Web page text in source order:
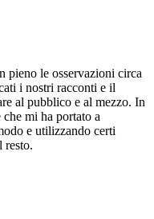
pieno le osservazioni circa
i nostri racconti e il
al pubblico e al mezzo. In
mi ha portato a
e utilizzando certi
resto.